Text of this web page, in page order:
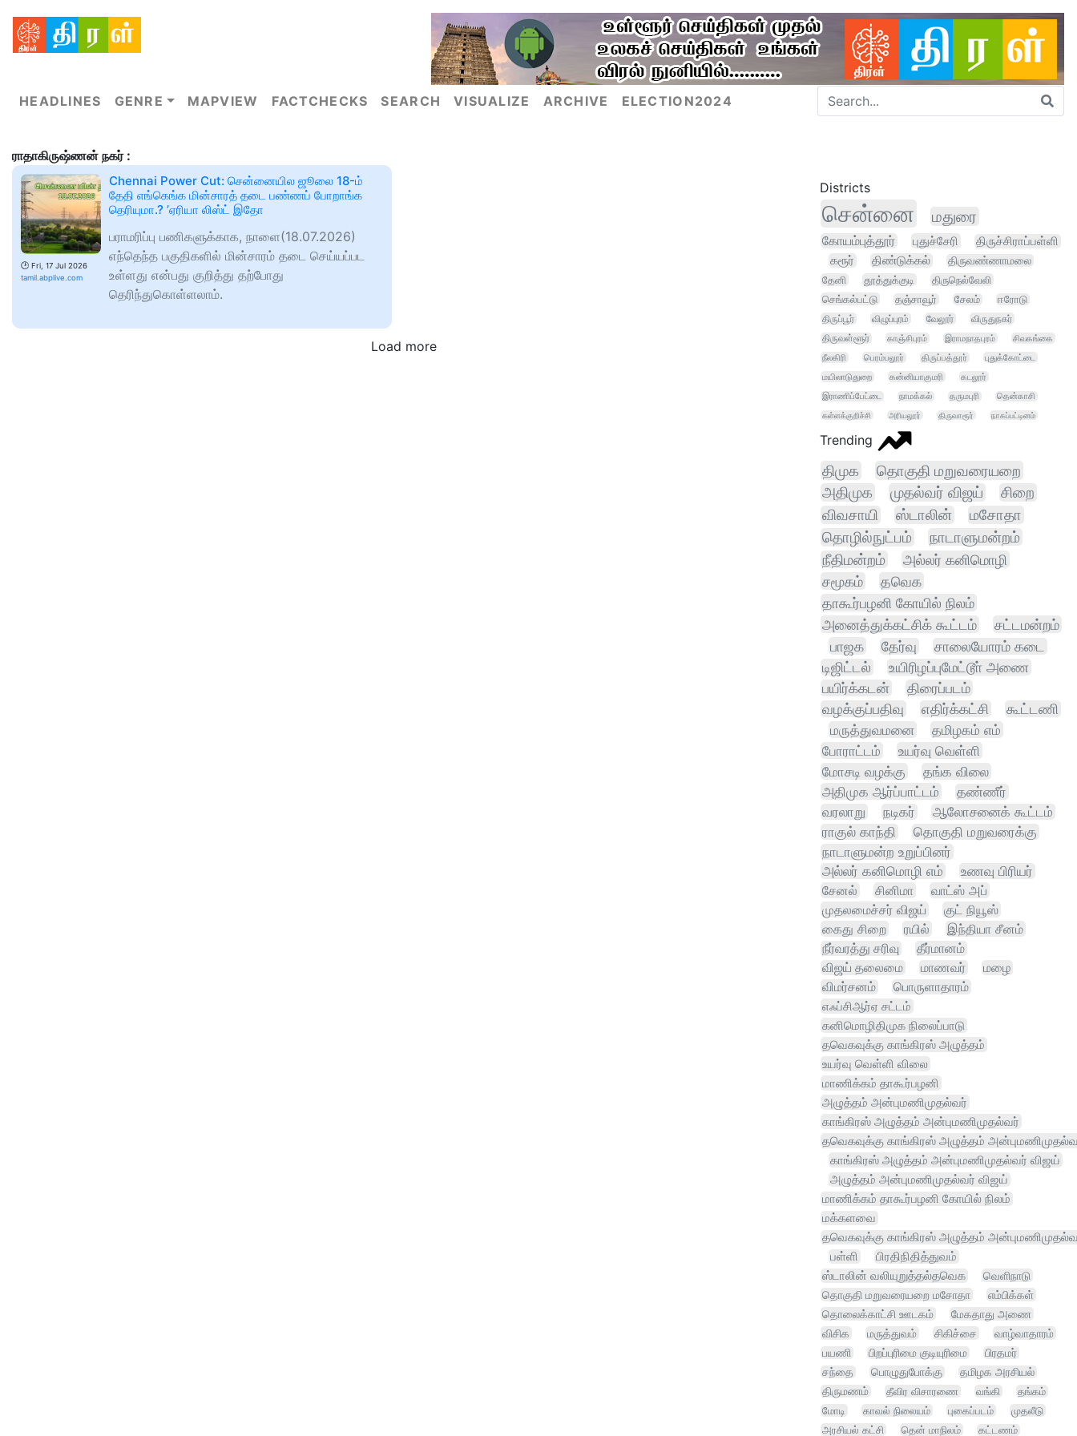
HEADLINES GENRE MAPVIEW FACTCHECKS SEARCH VISUALIZE ARCHIVE ELECTION2024
ராதாகிருஷ்ணன் நகர் :
🕑 Fri, 17 Jul 2026
tamil.abplive.com
Chennai Power Cut: சென்னையில ஜூலை 18-ம்
தேதி எங்கெங்க மின்சாரத் தடை பண்ணப் போறாங்க
தெரியுமா.? ’ஏரியா லிஸ்ட் இதோ
பராமரிப்பு பணிகளுக்காக, நாளை(18.07.2026)
எந்தெந்த பகுதிகளில் மின்சாரம் தடை செய்யப்பட
உள்ளது என்பது குறித்து தற்போது
தெரிந்துகொள்ளலாம்.
Load more
Districts
சென்னை மதுரை
கோயம்புத்தூர் புதுச்சேரி
திருச்சிராப்பள்ளி
கரூர்
திண்டுக்கல்
திருவண்ணாமலை
தேனி
தூத்துக்குடி
திருநெல்வேலி
செங்கல்பட்டு
தஞ்சாவூர் சேலம்
ஈரோடு
திருப்பூர்
விழுப்புரம் வேலூர் விருதுநகர்
திருவள்ளூர் காஞ்சிபுரம் இராமநாதபுரம்
சிவகங்கை
நீலகிரி
பெரம்பலூர் திருப்பத்தூர்
புதுக்கோட்டை
மயிலாடுதுறை
கன்னியாகுமரி கடலூர்
இராணிப்பேட்டை நாமக்கல் தருமபுரி தென்காசி
கள்ளக்குறிச்சி அரியலூர் திருவாரூர் நாகப்பட்டினம்
Trending
திமுக தொகுதி மறுவரையறை
அதிமுக முதல்வர் விஜய்
சிறை
விவசாயி
ஸ்டாலின்
மசோதா
தொழில்நுட்பம்
நாடாளுமன்றம்
நீதிமன்றம்
அல்லர் கனிமொழி
சமூகம்
தவெக
தாகூர்பழனி கோயில் நிலம்
அனைத்துக்கட்சிக் கூட்டம்
சட்டமன்றம்
பாஜக
தேர்வு
சாலையோரம் கடை
டிஜிட்டல்
உயிரிழப்புமேட்டூா் அணை
பயிர்க்கடன்
திரைப்படம்
வழக்குப்பதிவு
எதிர்க்கட்சி
கூட்டணி
மருத்துவமனை
தமிழகம் எம்
போராட்டம்
உயர்வு வெள்ளி
மோசடி வழக்கு
தங்க விலை
அதிமுக ஆர்ப்பாட்டம்
தண்ணீர்
வரலாறு
நடிகர்
ஆலோசனைக் கூட்டம்
ராகுல் காந்தி
தொகுதி மறுவரைக்கு
நாடாளுமன்ற உறுப்பினர்
அல்லர் கனிமொழி எம்
உணவு பிரியர்
சேனல்
சினிமா
வாட்ஸ் அப்
முதலமைச்சர் விஜய்
குட் நியூஸ்
கைது சிறை
ரயில் இந்தியா சீனம்
நீர்வரத்து சரிவு
தீர்மானம்
விஜய் தலைமை
மாணவர்
மழை
விமர்சனம்
பொருளாதாரம்
எஃப்சிஆர்ஏ சட்டம்
கனிமொழிதிமுக நிலைப்பாடு
தவெகவுக்கு காங்கிரஸ் அழுத்தம்
உயர்வு வெள்ளி விலை
மாணிக்கம் தாகூர்பழனி
அழுத்தம் அன்புமணிமுதல்வர்
காங்கிரஸ் அழுத்தம் அன்புமணிமுதல்வர்
தவெகவுக்கு காங்கிரஸ் அழுத்தம்
காங்கிரஸ் அழுத்தம் அன்புமணிமுதல்வர் விஜய்
அழுத்தம் அன்புமணிமுதல்வர் விஜய்
மாணிக்கம் தாகூர்பழனி கோயில் நிலம்
மக்களவை
தவெகவுக்கு காங்கிரஸ் அழுத்தம்
பள்ளி
பிரதிநிதித்துவம்
ஸ்டாலின் வலியுறுத்தல்தவெக
வெளிநாடு
தொகுதி மறுவரையறை மசோதா
எம்பிக்கள்
தொலைக்காட்சி ஊடகம்
மேகதாது அணை
விசிக
மருத்துவம் சிகிச்சை வாழ்வாதாரம்
பயணி பிறப்புரிமை குடியுரிமை
பிரதமர்
சந்தை
பொழுதுபோக்கு
தமிழக அரசியல்
திருமணம்
தீவிர விசாரணை வங்கி
தங்கம்
மோடி
காவல் நிலையம் புகைப்படம்
முதலீடு
அரசியல் கட்சி
தென் மாநிலம் கட்டணம்